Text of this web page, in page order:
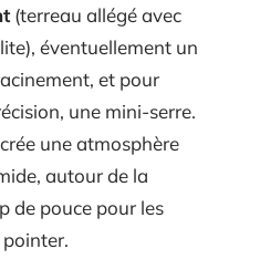
(terreau allégé avec
éventuellement un
et pour
une mini-serre.
une atmosphère
autour de la
de pouce pour les